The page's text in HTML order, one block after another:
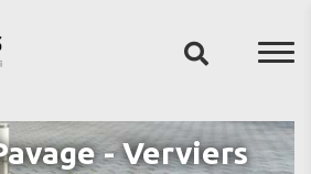
- Verviers